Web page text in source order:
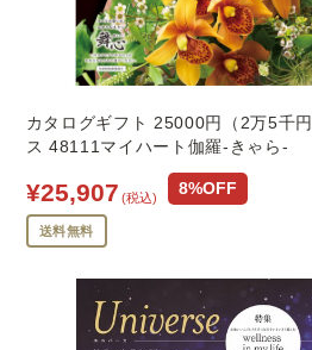
カタログギフト 25000円（2万5千
ス 48111マイハート伽羅-きゃら-
¥25,907 (税込) 8%OFF
送料無料